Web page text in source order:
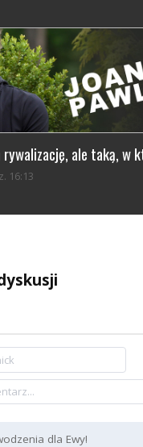
rywalizację, ale taką, w
16:13
dla Ewy!